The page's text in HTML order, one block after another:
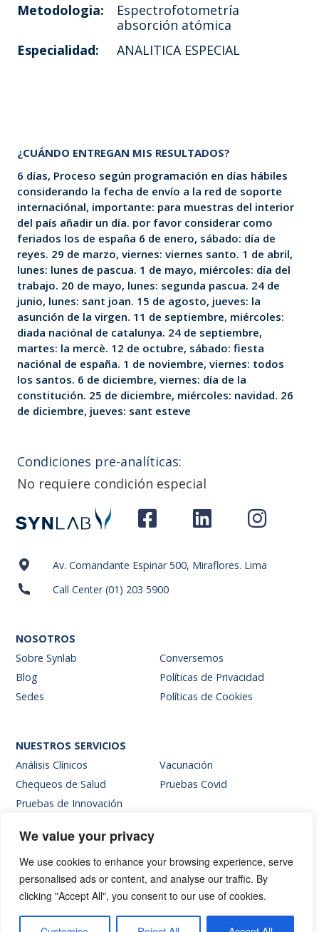
We value your privacy
We use cookies to enhance your browsing experience, serve
personalised ads or content, and analyse our traffic. By
clicking "Accept All", you consent to our use of cookies.
Metodologia:
Espectrofotometría
absorción atómica
Especialidad:
ANALITICA ESPECIAL
¿CUÁNDO ENTREGAN MIS RESULTADOS?
6 días, Proceso según programación en días hábiles
considerando la fecha de envío a la red de soporte
internaciónal, importante: para muestras del interior
del país añadir un día. por favor considerar como
feriados los de españa 6 de enero, sábado: día de
reyes. 29 de marzo, viernes: viernes santo. 1 de abril,
lunes: lunes de pascua. 1 de mayo, miércoles: día del
trabajo. 20 de mayo, lunes: segunda pascua. 24 de
junio, lunes: sant joan. 15 de agosto, jueves: la
asunción de la virgen. 11 de septiembre, miércoles:
diada naciónal de catalunya. 24 de septiembre,
martes: la mercè. 12 de octubre, sábado: fiesta
naciónal de españa. 1 de noviembre, viernes: todos
los santos. 6 de diciembre, viernes: día de la
constitución. 25 de diciembre, miércoles: navidad. 26
de diciembre, jueves: sant esteve
Condiciones pre-analíticas:
No requiere condición especial
Av. Comandante Espinar 500, Miraflores. Lima
Call Center (01) 203 5900
NOSOTROS
Sobre Synlab
Blog
Sedes
Conversemos
Políticas de Privacidad
Políticas de Cookies
NUESTROS SERVICIOS
Análisis Clínicos
Chequeos de Salud
Pruebas de Innovación
Vacunación
Pruebas Covid
Web de resultados